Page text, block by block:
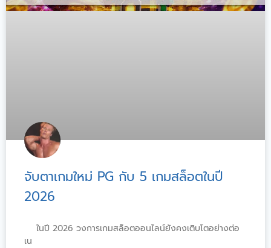
จับตาเกมใหม่ PG กับ 5 เกมสล็อตในปี
2026
ในปี 2026 วงการเกมสล็อตออนไลน์ยังคงเติบโตอย่างต่อ
เน